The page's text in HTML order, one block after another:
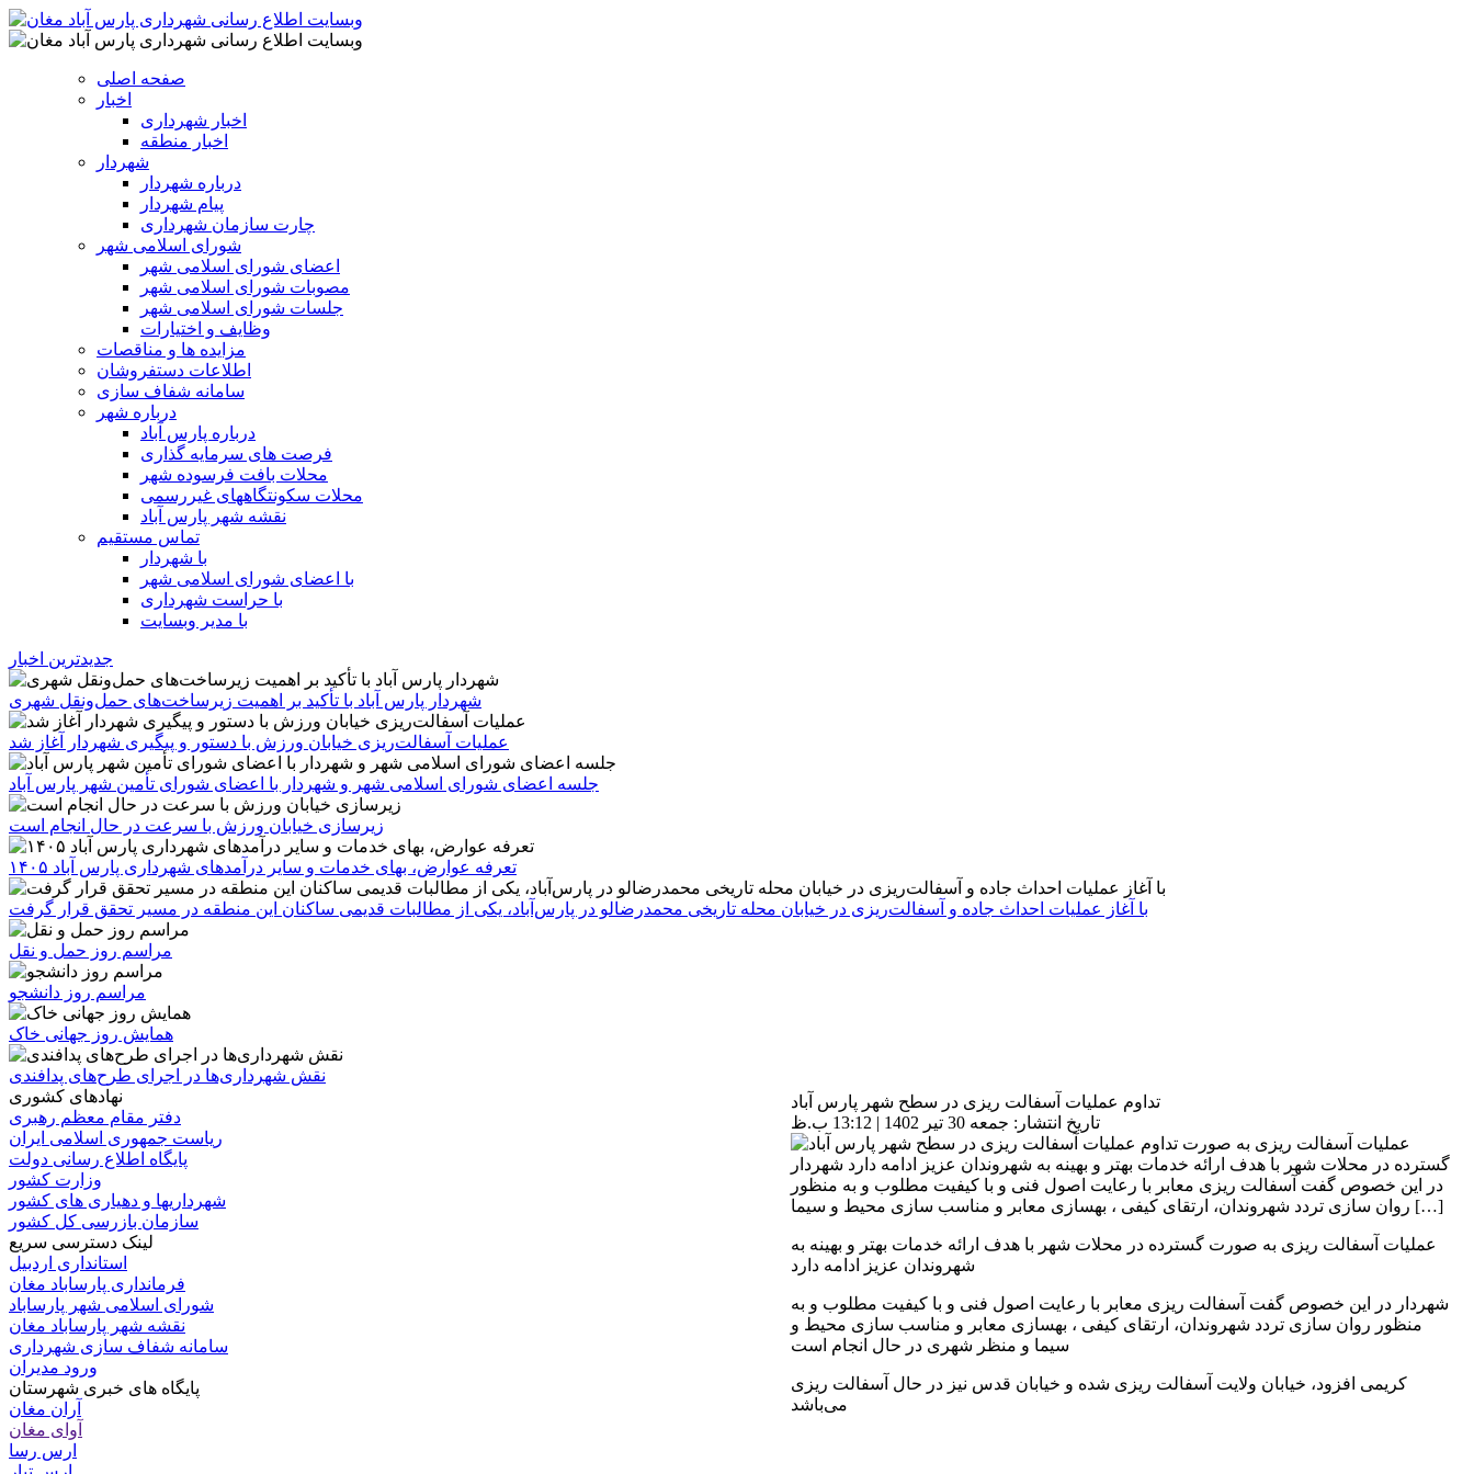
صفحه اصلی
اخبار
اخبار شهرداری
اخبار منطقه
شهردار
درباره شهردار
پیام شهردار
چارت سازمان شهرداری
شورای اسلامی شهر
اعضای شورای اسلامی شهر
مصوبات شورای اسلامی شهر
جلسات شورای اسلامی شهر
وظایف و اختیارات
مزایده ها و مناقصات
اطلاعات دستفروشان
سامانه شفاف سازی
درباره شهر
درباره پارس آباد
فرصت های سرمایه گذاری
محلات بافت فرسوده شهر
محلات سکونتگاههای غیررسمی
نقشه شهر پارس آباد
تماس مستقیم
با شهردار
با اعضای شورای اسلامی شهر
با حراست شهرداری
با مدیر وبسایت
جدیدترین اخبار
شهردار پارس آباد با تأکید بر اهمیت زیرساخت‌های حمل‌ونقل شهری
عملیات آسفالت‌ریزی خیابان ورزش با دستور و پیگیری شهردار آغاز شد
جلسه اعضای شورای اسلامی شهر و شهردار با اعضای شورای تأمین شهر پارس آباد
زیرسازی خیابان ورزش با سرعت در حال انجام است
تعرفه عوارض، بهای خدمات و سایر درآمدهای شهرداری پارس آباد ۱۴۰۵
با آغاز عملیات احداث جاده و آسفالت‌ریزی در خیابان محله تاریخی محمدرضالو در پارس‌آباد، یکی از مطالبات قدیمی ساکنان این منطقه در مسیر تحقق قرار گرفت
مراسم روز حمل و نقل
مراسم روز دانشجو
همایش روز جهانی خاک
نقش شهرداری‌ها در اجرای طرح‌های پدافندی
تداوم عملیات آسفالت ریزی در سطح شهر پارس آباد
تاریخ انتشار: جمعه 30 تیر 1402 | 13:12 ب.ظ
گسترده در محلات شهر با هدف ارائه خدمات بهتر و بهینه به شهروندان عزیز ادامه دارد شهردار
در این خصوص گفت آسفالت ریزی معابر با رعایت اصول فنی و با کیفیت مطلوب و به منظور
روان سازی تردد شهروندان، ارتقای کیفی ، بهسازی معابر و مناسب سازی محیط و سیما […]
عملیات آسفالت ریزی به صورت گسترده در محلات شهر با هدف ارائه خدمات بهتر و بهینه به
شهروندان عزیز ادامه دارد
شهردار در این خصوص گفت آسفالت ریزی معابر با رعایت اصول فنی و با کیفیت مطلوب و به
منظور روان سازی تردد شهروندان، ارتقای کیفی ، بهسازی معابر و مناسب سازی محیط و
سیما و منظر شهری در حال انجام است
کریمی افزود، خیابان ولایت آسفالت ریزی شده و خیابان قدس نیز در حال آسفالت ریزی
می‌باشد
نهادهای کشوری
دفتر مقام معظم رهبری
ریاست جمهوری اسلامی ایران
پایگاه اطلاع رسانی دولت
وزارت کشور
شهرداریها و دهیاری های کشور
سازمان بازرسی کل کشور
لینک دسترسی سریع
استانداری اردبیل
فرمانداری پارساباد مغان
شورای اسلامی شهر پارساباد
نقشه شهر پارساباد مغان
سامانه شفاف سازی شهرداری
ورود مدیران
پایگاه های خبری شهرستان
آران مغان
آوای مغان
ارس رسا